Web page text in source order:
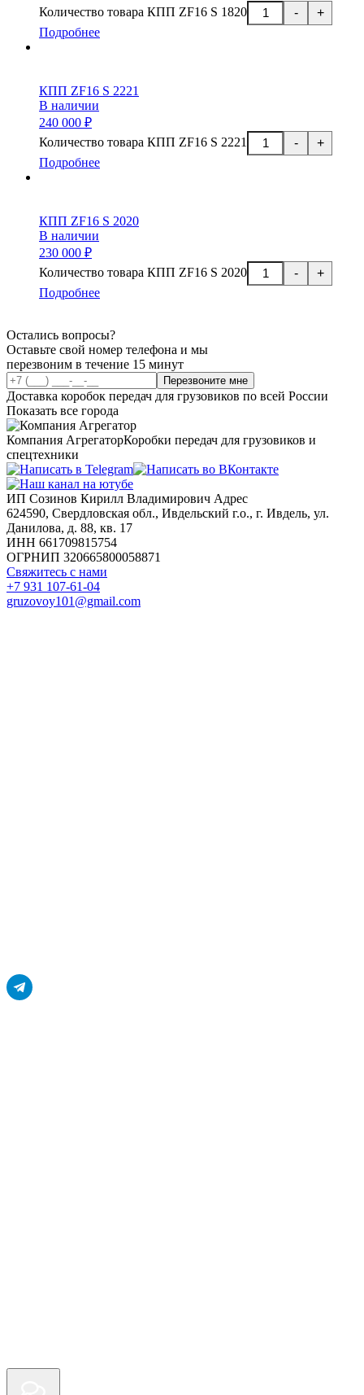
-
Количество товара КПП ZF16 S 1820
+
Подробнее
КПП ZF16 S 2221
В наличии
240 000 ₽
-
Количество товара КПП ZF16 S 2221
+
Подробнее
КПП ZF16 S 2020
В наличии
230 000 ₽
-
Количество товара КПП ZF16 S 2020
+
Подробнее
Остались вопросы?
Оставьте свой номер телефона и мы
перезвоним в течение 15 минут
Перезвоните мне
Доставка коробок передач для грузовиков по всей России
Показать все города
Компания АгрегаторКоробки передач для грузовиков и
спецтехники
ИП Созинов Кирилл Владимирович Адрес
624590, Свердловская обл., Ивдельский г.о., г. Ивдель, ул.
Данилова, д. 88, кв. 17
ИНН 661709815754
ОГРНИП 320665800058871
Свяжитесь с нами
+7 931 107-61-04
gruzovoy101@gmail.com